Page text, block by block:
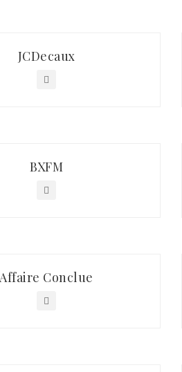
JCDecaux
BXFM
Affaire Conclue